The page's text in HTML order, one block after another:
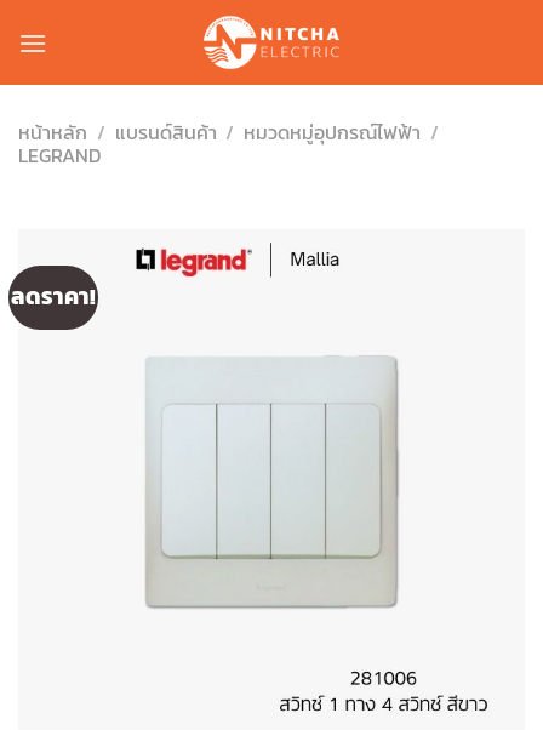
หน้าหลัก / แบรนด์สินค้า / หมวดหมู่อุปกรณ์ไฟฟ้า /
LEGRAND
ลดราคา!